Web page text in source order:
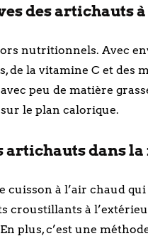
des artichauts
nutritionnels. Avec
de la vitamine C et des
peu de matière
le plan calorique.
artichauts dans
cuisson à l’air chaud
croustillants à
plus, c’est une